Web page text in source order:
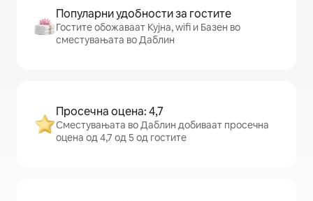
Популарни удобности за гостите
Гостите обожаваат Кујна, wifi и Базен во
сместувањата во Даблин
Просечна оцена: 4,7
Сместувањата во Даблин добиваат просечна
оцена од 4,7 од 5 од гостите